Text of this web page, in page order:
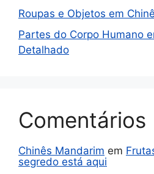
Roupas e Objetos em
Partes do Corpo Humano
Detalhado
Comentários
Chinês Mandarim em
segredo está aqui